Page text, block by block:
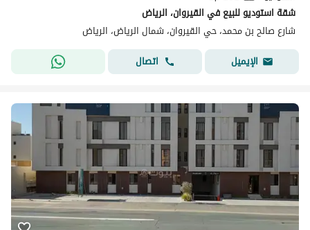
شقة استوديو للبيع في القيروان، الرياض
شارع صالح بن محمد، حي القيروان، شمال الرياض، الرياض
الإيميل
اتصال